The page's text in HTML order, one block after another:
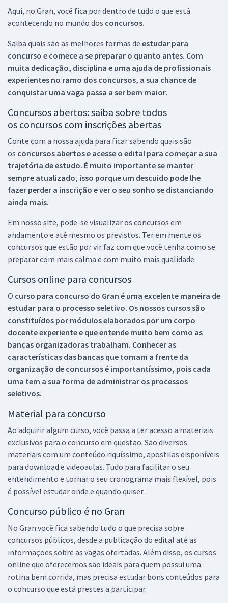
Aqui, no Gran, você fica por dentro de tudo o que está
acontecendo no mundo dos concursos.
Saiba quais são as melhores formas de estudar para
concurso e comece a se preparar o quanto antes. Com
muita dedicação, disciplina e uma ajuda de profissionais
experientes no ramo dos concursos, a sua chance de
conquistar uma vaga passa a ser bem maior.
Concursos abertos: saiba sobre todos
os concursos com inscrições abertas
Conte com a nossa ajuda para ficar sabendo quais são
os concursos abertos e acesse o edital para começar a sua
trajetória de estudo. É muito importante se manter
sempre atualizado, isso porque um descuido pode lhe
fazer perder a inscrição e ver o seu sonho se distanciando
ainda mais.
Em nosso site, pode-se visualizar os concursos em
andamento e até mesmo os previstos. Ter em mente os
concursos que estão por vir faz com que você tenha como se
preparar com mais calma e com muito mais qualidade.
Cursos online para concursos
O curso para concurso do Gran é uma excelente maneira de
estudar para o processo seletivo. Os nossos cursos são
constituídos por módulos elaborados por um corpo
docente experiente e que entende muito bem como as
bancas organizadoras trabalham. Conhecer as
características das bancas que tomam a frente da
organização de concursos é importantíssimo, pois cada
uma tem a sua forma de administrar os processos
seletivos.
Material para concurso
Ao adquirir algum curso, você passa a ter acesso a materiais
exclusivos para o concurso em questão. São diversos
materiais com um conteúdo riquíssimo, apostilas disponíveis
para download e videoaulas. Tudo para facilitar o seu
entendimento e tornar o seu cronograma mais flexível, pois
é possível estudar onde e quando quiser.
Concurso público é no Gran
No Gran você fica sabendo tudo o que precisa sobre
concursos públicos, desde a publicação do edital até as
informações sobre as vagas ofertadas. Além disso, os cursos
online que oferecemos são ideais para quem possui uma
rotina bem corrida, mas precisa estudar bons conteúdos para
o concurso que está prestes a participar.